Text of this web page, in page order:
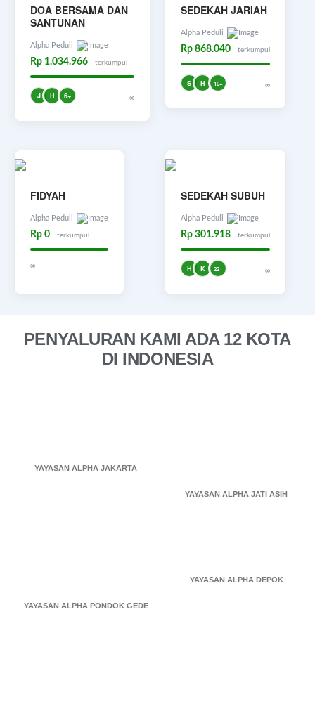
DOA BERSAMA DAN
SANTUNAN
Alpha Peduli
Rp 1.034.966 terkumpul
J H 6+ ∞
SEDEKAH JARIAH
Alpha Peduli
Rp 868.040 terkumpul
S H 10+ ∞
FIDYAH
Alpha Peduli
Rp 0 terkumpul
∞
SEDEKAH SUBUH
Alpha Peduli
Rp 301.918 terkumpul
H K 22+ ∞
PENYALURAN KAMI ADA 12 KOTA
DI INDONESIA
YAYASAN ALPHA JAKARTA
YAYASAN ALPHA JATI ASIH
YAYASAN ALPHA PONDOK GEDE
YAYASAN ALPHA DEPOK